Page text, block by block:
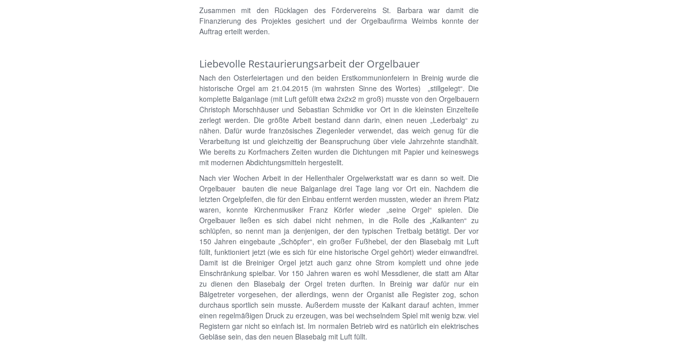
Zusammen mit den Rücklagen des Fördervereins St. Barbara war damit die
Finanzierung des Projektes gesichert und der Orgelbaufirma Weimbs konnte der
Auftrag erteilt werden.
Liebevolle Restaurierungsarbeit der Orgelbauer
Nach den Osterfeiertagen und den beiden Erstkommunionfeiern in Breinig wurde die
historische Orgel am 21.04.2015 (im wahrsten Sinne des Wortes) „stillgelegt“. Die
komplette Balganlage (mit Luft gefüllt etwa 2x2x2 m groß) musste von den Orgelbauern
Christoph Morschhäuser und Sebastian Schmidke vor Ort in die kleinsten Einzelteile
zerlegt werden. Die größte Arbeit bestand dann darin, einen neuen „Lederbalg“ zu
nähen. Dafür wurde französisches Ziegenleder verwendet, das weich genug für die
Verarbeitung ist und gleichzeitig der Beanspruchung über viele Jahrzehnte standhält.
Wie bereits zu Korfmachers Zeiten wurden die Dichtungen mit Papier und keineswegs
mit modernen Abdichtungsmitteln hergestellt.
Nach vier Wochen Arbeit in der Hellenthaler Orgelwerkstatt war es dann so weit. Die
Orgelbauer bauten die neue Balganlage drei Tage lang vor Ort ein. Nachdem die
letzten Orgelpfeifen, die für den Einbau entfernt werden mussten, wieder an ihrem Platz
waren, konnte Kirchenmusiker Franz Körfer wieder „seine Orgel“ spielen. Die
Orgelbauer ließen es sich dabei nicht nehmen, in die Rolle des „Kalkanten“ zu
schlüpfen, so nennt man ja denjenigen, der den typischen Tretbalg betätigt. Der vor
150 Jahren eingebaute „Schöpfer“, ein großer Fußhebel, der den Blasebalg mit Luft
füllt, funktioniert jetzt (wie es sich für eine historische Orgel gehört) wieder einwandfrei.
Damit ist die Breiniger Orgel jetzt auch ganz ohne Strom komplett und ohne jede
Einschränkung spielbar. Vor 150 Jahren waren es wohl Messdiener, die statt am Altar
zu dienen den Blasebalg der Orgel treten durften. In Breinig war dafür nur ein
Bälgetreter vorgesehen, der allerdings, wenn der Organist alle Register zog, schon
durchaus sportlich sein musste. Außerdem musste der Kalkant darauf achten, immer
einen regelmäßigen Druck zu erzeugen, was bei wechselndem Spiel mit wenig bzw. viel
Registern gar nicht so einfach ist. Im normalen Betrieb wird es natürlich ein elektrisches
Gebläse sein, das den neuen Blasebalg mit Luft füllt.